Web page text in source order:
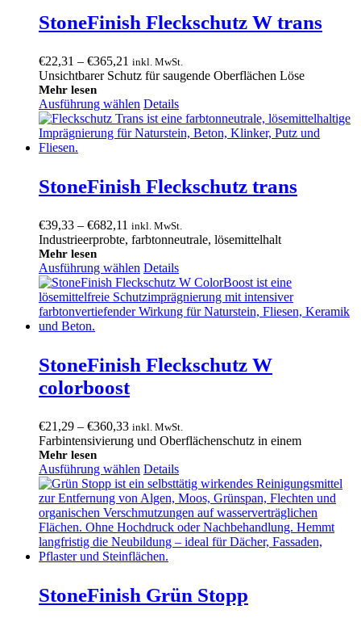
StoneFinish Fleckschutz W trans
€22,31 – €365,21 Preisspanne:
€22,31
€365,21
inkl. MwSt.
Unsichtbarer Schutz für saugende Oberflächen Löse
Mehr lesen
Ausführung wählen Details
StoneFinish Fleckschutz trans
€39,33 – €682,11 Preisspanne:
€39,33
€682,11
inkl. MwSt.
Industrieerprobte, farbtonneutrale, lösemittelhalt
Mehr lesen
Ausführung wählen Details
StoneFinish Fleckschutz W
colorboost
€21,29 – €360,33Preisspanne:
€21,29
€360,33
inkl. MwSt.
Farbintensivierung und Oberflächenschutz in einem
Mehr lesen
Ausführung wählen Details
StoneFinish Grün Stopp